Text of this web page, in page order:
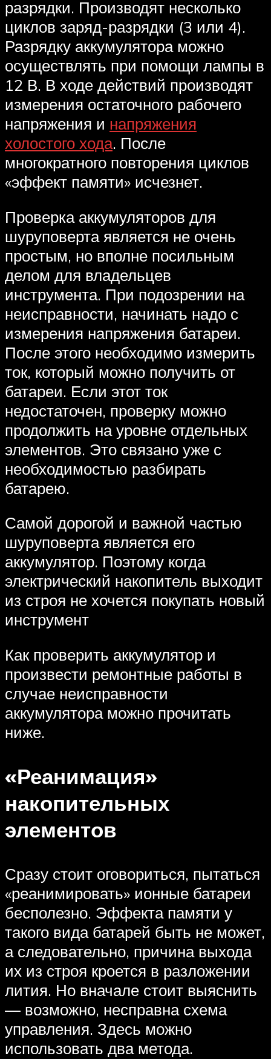
разрядки. Производят несколько
циклов заряд-разрядки (3 или 4).
Разрядку аккумулятора можно
осуществлять при помощи лампы в
12 В. В ходе действий производят
измерения остаточного рабочего
напряжения и напряжения
холостого хода. После
многократного повторения циклов
«эффект памяти» исчезнет.
Проверка аккумуляторов для
шуруповерта является не очень
простым, но вполне посильным
делом для владельцев
инструмента. При подозрении на
неисправности, начинать надо с
измерения напряжения батареи.
После этого необходимо измерить
ток, который можно получить от
батареи. Если этот ток
недостаточен, проверку можно
продолжить на уровне отдельных
элементов. Это связано уже с
необходимостью разбирать
батарею.
Самой дорогой и важной частью
шуруповерта является его
аккумулятор. Поэтому когда
электрический накопитель выходит
из строя не хочется покупать новый
инструмент
Как проверить аккумулятор и
произвести ремонтные работы в
случае неисправности
аккумулятора можно прочитать
ниже.
«Реанимация»
накопительных
элементов
Сразу стоит оговориться, пытаться
«реанимировать» ионные батареи
бесполезно. Эффекта памяти у
такого вида батарей быть не может,
а следовательно, причина выхода
их из строя кроется в разложении
лития. Но вначале стоит выяснить
— возможно, несправна схема
управления. Здесь можно
использовать два метода.